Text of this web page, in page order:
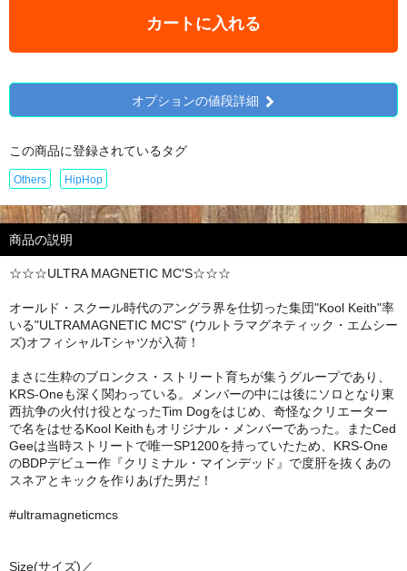
カートに入れる
オプションの値段詳細
この商品に登録されているタグ
Others HipHop
商品の説明
☆☆☆ULTRA MAGNETIC MC'S☆☆☆
オールド・スクール時代のアングラ界を仕切った集団"Kool Keith"率
いる"ULTRAMAGNETIC MC'S" (ウルトラマグネティック・エムシー
ズ)オフィシャルTシャツが入荷！
まさに生粋のブロンクス・ストリート育ちが集うグループであり、
KRS-Oneも深く関わっている。メンバーの中には後にソロとなり東
西抗争の火付け役となったTim Dogをはじめ、奇怪なクリエーター
で名をはせるKool Keithもオリジナル・メンバーであった。またCed
Geeは当時ストリートで唯一SP1200を持っていたため、KRS-One
のBDPデビュー作『クリミナル・マインデッド』で度肝を抜くあの
スネアとキックを作りあげた男だ！
#ultramagneticmcs
Size(サイズ)／